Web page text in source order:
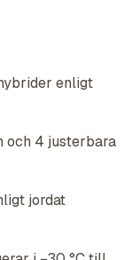
enligt
och 4 justerbara
jordat